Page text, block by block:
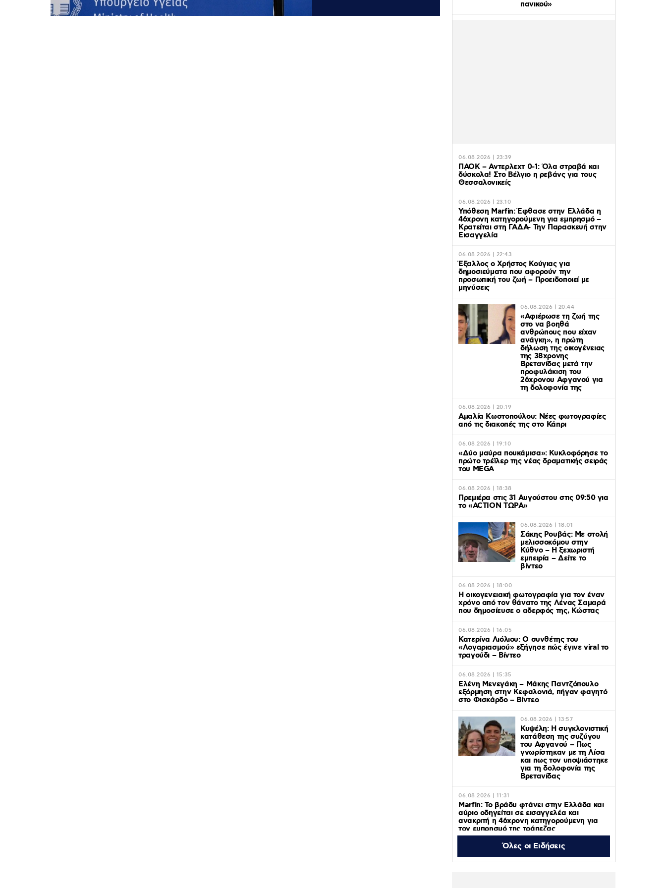
πανικού»
06.08.2026 | 23:39
ΠΑΟΚ – Αντερλεχτ 0-1: Όλα στραβά και
δύσκολα! Στο Βέλγιο η ρεβάνς για τους
Θεσσαλονικείς
06.08.2026 | 23:10
Υπόθεση Marfin: Έφθασε στην Ελλάδα η
46χρονη κατηγορούμενη για εμπρησμό –
Κρατείται στη ΓΑΔΑ- Την Παρασκευή στην
Εισαγγελία
06.08.2026 | 22:43
Έξαλλος ο Χρήστος Κούγιας για
δημοσιεύματα που αφορούν την
προσωπική του ζωή – Προειδοποιεί με
μηνύσεις
06.08.2026 | 20:44
«Αφιέρωσε τη ζωή της
στο να βοηθά
ανθρώπους που είχαν
ανάγκη», η πρώτη
δήλωση της οικογένειας
της 38χρονης
Βρετανίδας μετά την
προφυλάκιση του
26χρονου Αφγανού για
τη δολοφονία της
06.08.2026 | 20:19
Αμαλία Κωστοπούλου: Νέες φωτογραφίες
από τις διακοπές της στο Κάπρι
06.08.2026 | 19:10
«Δύο μαύρα πουκάμισα»: Κυκλοφόρησε το
πρώτο τρέϊλερ της νέας δραματικής σειράς
του MEGA
06.08.2026 | 18:38
Πρεμιέρα στις 31 Αυγούστου στις 09:50 για
το «ACTION ΤΩΡΑ»
06.08.2026 | 18:01
Σάκης Ρουβάς: Με στολή
μελισσοκόμου στην
Κύθνο – Η ξεχωριστή
εμπειρία – Δείτε το
βίντεο
06.08.2026 | 18:00
Η οικογενειακή φωτογραφία για τον έναν
χρόνο από τον θάνατο της Λένας Σαμαρά
που δημοσίευσε ο αδερφός της, Κώστας
06.08.2026 | 16:05
Κατερίνα Λιόλιου: Ο συνθέτης του
«Λογαριασμού» εξήγησε πώς έγινε viral το
τραγούδι – Βίντεο
06.08.2026 | 15:35
Ελένη Μενεγάκη – Μάκης Παντζόπουλο
εξόρμηση στην Κεφαλονιά, πήγαν φαγητό
στο Φισκάρδο – Βίντεο
06.08.2026 | 13:57
Κυψέλη: Η συγκλονιστική
κατάθεση της συζύγου
του Αφγανού – Πως
γνωρίστηκαν με τη Λίσα
και πως τον υποψιάστηκε
για τη δολοφονία της
Βρετανίδας
06.08.2026 | 11:31
Marfin: Το βράδυ φτάνει στην Ελλάδα και
αύριο οδηγείται σε εισαγγελέα και
ανακριτή η 46χρονη κατηγορούμενη για
τον εμπρησμό της τράπεζας
06.08.2026 | 11:23
Γαρυφαλλιά Καληφώνη: Διακοπές με
Όλες οι Ειδήσεις